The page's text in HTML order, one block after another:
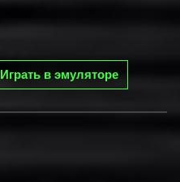
Играть в эмуляторе